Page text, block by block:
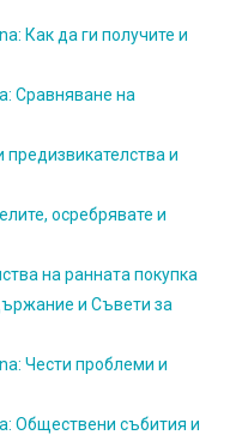
Как да ги получите и
Сравняване на
и
осребрявате и
на ранната покупка
и Съвети за
Чести проблеми и
Обществени събития и